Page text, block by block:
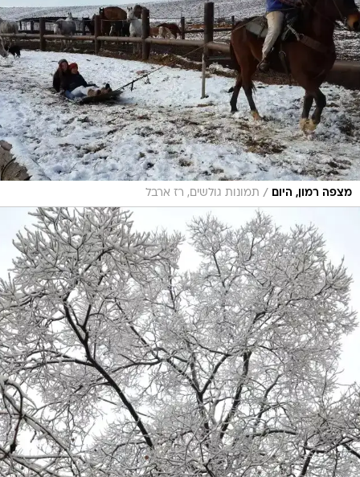
מצפה רמון, היום / תמונות גולשים, רז ארבל